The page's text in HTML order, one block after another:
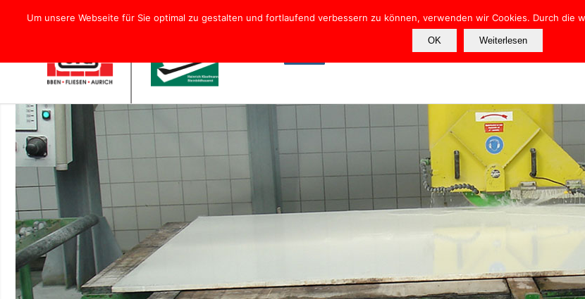
Rundgang Treppen Fliesen
Um unsere Webseite für Sie optimal zu gestalten und fortlaufend verbessern zu können, verwenden wir Cookies. Durch die
OK Weiterlesen